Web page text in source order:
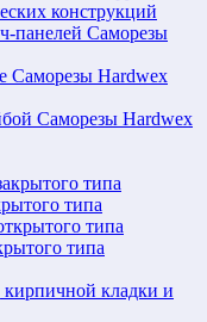
конструкций
Саморезы
Саморезы Hardwex
Саморезы Hardwex
типа
типа